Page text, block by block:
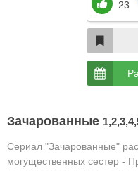
Зачарованные
Сериал "Зачарованные"
могущественных сестер -
23